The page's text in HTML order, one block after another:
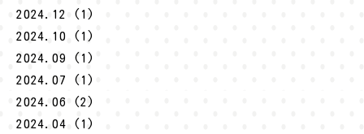
2024.12 (1)
2024.10 (1)
2024.09 (1)
2024.07 (1)
2024.06 (2)
2024.04 (1)